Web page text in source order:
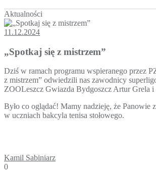
Aktualności
11.12.2024
„Spotkaj się z mistrzem”
Dziś w ramach programu wspieranego przez
z mistrzem” odwiedzili nas zawodnicy
ZOOLeszcz Gwiazda Bydgoszcz Artur Grela
Było co oglądać! Mamy nadzieję, że Panowie
w uczniach bakcyla tenisa stołowego.
Kamil Sabiniarz
0